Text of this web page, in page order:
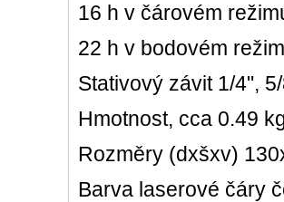
16 h v čárovém
22 h v bodovém
Stativový závit 1/4",
Hmotnost, cca 0.49
Rozměry (dxšxv)
Barva laserové čáry